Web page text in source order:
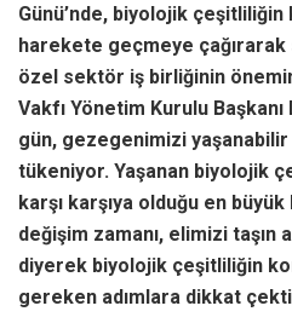
Günü’nde, biyolojik
harekete geçmeye
özel sektör iş birliğinin
Vakfı Yönetim Kurulu
gün, gezegenimizi yaşanabilir
tükeniyor. Yaşanan biyolojik
karşı karşıya olduğu en
değişim zamanı, elimizi taşın
diyerek biyolojik çeşitliliğin
gereken adımlara dikkat